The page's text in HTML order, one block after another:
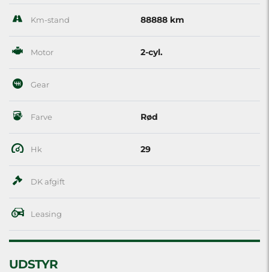
Km-stand 88888 km
Motor 2-cyl.
Gear
Farve Rød
Hk 29
DK afgift
Leasing
UDSTYR